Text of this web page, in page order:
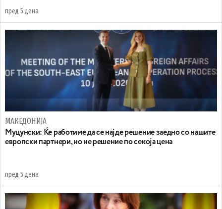
пред 5 дена
МАКЕДОНИЈА
Муцунски: Ќе работиме да се најде решение заедно со нашите
европски партнери, но не решение по секоја цена
пред 5 дена